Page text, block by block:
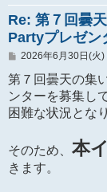
Re: 第７回曇
Partyプレゼン
投
記
事
2026年6月30日(火)
第７回曇天の集
ンターを募集し
困難な状況とな
そのため、 本
きます。